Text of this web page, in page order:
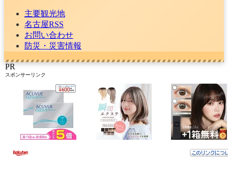
主要観光地
名古屋RSS
お問い合わせ
防災・災害情報
PR
スポンサーリンク